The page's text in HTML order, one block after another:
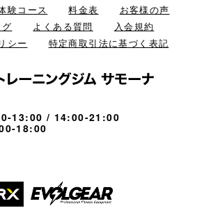
験コース 料金表
お客様の声
よくある質問
入会規約
シー
特定商取引法に基づく表記
13:00 / 14:00-21:00
18:00